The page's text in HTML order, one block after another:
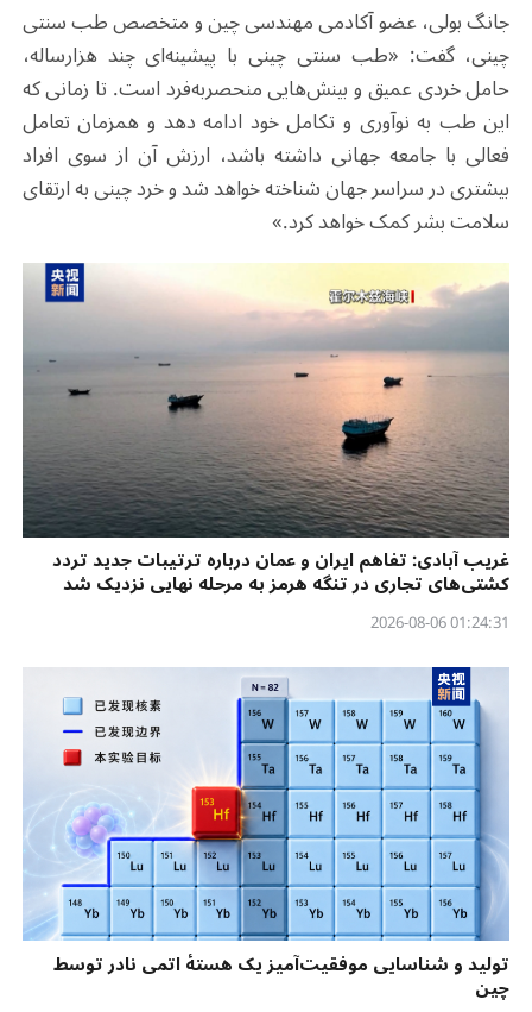
جانگ بولی، عضو آکادمی مهندسی چین و متخصص طب سنتی
چینی، گفت: «طب سنتی چینی با پیشینه‌ای چند هزارساله،
حامل خردی عمیق و بینش‌هایی منحصربه‌فرد است. تا زمانی که
این طب به نوآوری و تکامل خود ادامه دهد و همزمان تعامل
فعالی با جامعه جهانی داشته باشد، ارزش آن از سوی افراد
بیشتری در سراسر جهان شناخته خواهد شد و خرد چینی به ارتقای
سلامت بشر کمک خواهد کرد.»
غریب آبادی: تفاهم ایران و عمان درباره ترتیبات جدید تردد
کشتی‌های تجاری در تنگه هرمز به مرحله نهایی نزدیک شد
01:24:31 2026-08-06
تولید و شناسایی موفقیت‌آمیز یک هستهٔ اتمی نادر توسط
چین